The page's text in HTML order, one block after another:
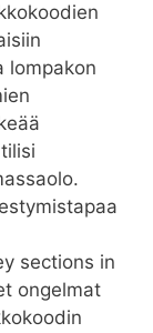
lompakon
sections in
ongelmat